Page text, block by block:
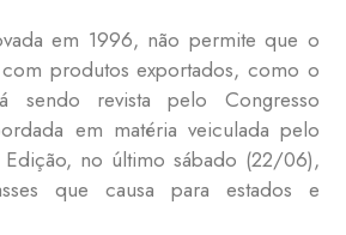
em 1996, não permite que o
produtos exportados, como o
sendo revista pelo Congresso
em matéria veiculada pelo
Edição, no último sábado (22/06),
que causa para estados e